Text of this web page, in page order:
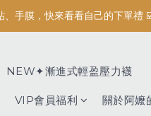
額禮『 精油保濕沐浴露 (正貨)
、手膜，快來看看自己的下單禮
NEW✦漸進式輕盈壓力襪
VIP會員福利 關於阿嬤